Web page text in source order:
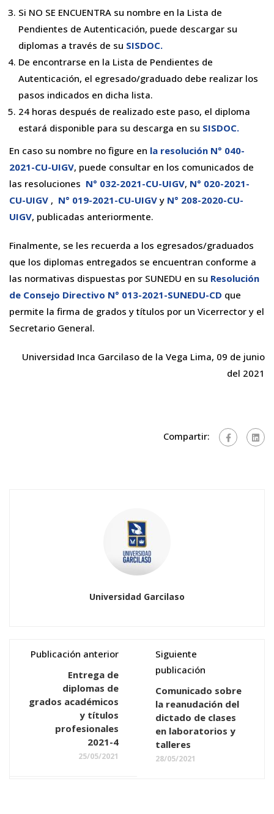
Si NO SE ENCUENTRA su nombre en la Lista de
Pendientes de Autenticación, puede descargar su
diplomas a través de su SISDOC.
De encontrarse en la Lista de Pendientes de
Autenticación, el egresado/graduado debe realizar los
pasos indicados en dicha lista.
24 horas después de realizado este paso, el diploma
estará disponible para su descarga en su SISDOC.
En caso su nombre no figure en la resolución N° 040-
2021-CU-UIGV, puede consultar en los comunicados de
las resoluciones N° 032-2021-CU-UIGV, N° 020-2021-
CU-UIGV , N° 019-2021-CU-UIGV y N° 208-2020-CU-
UIGV, publicadas anteriormente.
Finalmente, se les recuerda a los egresados/graduados
que los diplomas entregados se encuentran conforme a
las normativas dispuestas por SUNEDU en su Resolución
de Consejo Directivo N° 013-2021-SUNEDU-CD que
permite la firma de grados y títulos por un Vicerrector y el
Secretario General.
Universidad Inca Garcilaso de la Vega Lima, 09 de junio
del 2021
Compartir:
Universidad Garcilaso
Publicación anterior
Entrega de
diplomas de
grados académicos
y títulos
profesionales
2021-4
25/05/2021
Siguiente
publicación
Comunicado sobre
la reanudación del
dictado de clases
en laboratorios y
talleres
28/05/2021